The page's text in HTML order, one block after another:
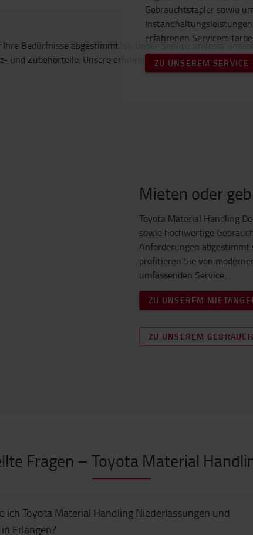
Gebrauchtstapler sowie
erfahrenen
ZU UNSEREM
Mieten oder
Toyota Material Handling
sowie hochwertige
Anforderungen abgestimmt
profitieren Sie von
umfassenden Service.
ZU UNSEREM
ZU UNSEREM
Fragen – Toyota Material
ich Toyota Material Handling Niederlassungen und
Erlangen?